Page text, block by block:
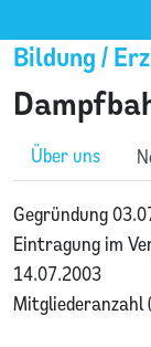
Bildung /
Über uns
Gegründung
Eintragung im
14.07.2003
Mitgliederanzahl